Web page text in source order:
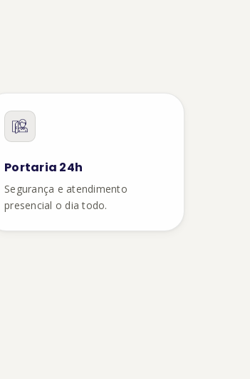
Portaria 24h
Segurança e atendimento
presencial o dia todo.